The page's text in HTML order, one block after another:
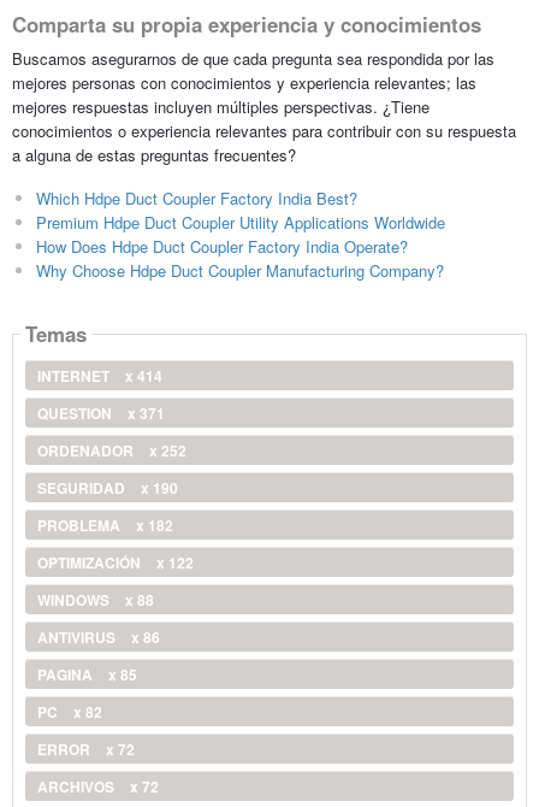
Comparta su propia experiencia y conocimientos
Buscamos asegurarnos de que cada pregunta sea respondida por las
mejores personas con conocimientos y experiencia relevantes; las
mejores respuestas incluyen múltiples perspectivas. ¿Tiene
conocimientos o experiencia relevantes para contribuir con su respuesta
a alguna de estas preguntas frecuentes?
Which Hdpe Duct Coupler Factory India Best?
Premium Hdpe Duct Coupler Utility Applications Worldwide
How Does Hdpe Duct Coupler Factory India Operate?
Why Choose Hdpe Duct Coupler Manufacturing Company?
Temas
INTERNET
x 414
QUESTION
x 371
ORDENADOR
x 252
SEGURIDAD
x 190
PROBLEMA
x 182
OPTIMIZACIÓN
x 122
WINDOWS
x 88
ANTIVIRUS
x 86
PAGINA
x 85
PC
x 82
ERROR
x 72
ARCHIVOS
x 72